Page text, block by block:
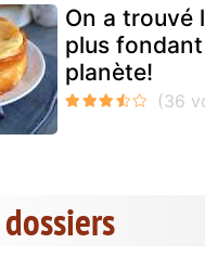
On a trouvé
plus
planète!